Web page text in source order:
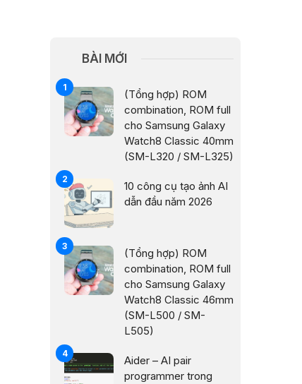
BÀI MỚI
(Tổng hợp) ROM
combination, ROM full
cho Samsung Galaxy
Watch8 Classic 40mm
(SM-L320 / SM-L325)
10 công cụ tạo ảnh AI
dẫn đầu năm 2026
(Tổng hợp) ROM
combination, ROM full
cho Samsung Galaxy
Watch8 Classic 46mm
(SM-L500 / SM-
L505)
Aider – AI pair
programmer trong